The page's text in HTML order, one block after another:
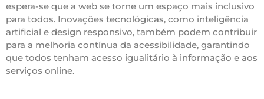
espera-se que a web se torne um espaço mais inclusivo
para todos. Inovações tecnológicas, como inteligência
artificial e design responsivo, também podem contribuir
para a melhoria contínua da acessibilidade, garantindo
que todos tenham acesso igualitário à informação e aos
serviços online.